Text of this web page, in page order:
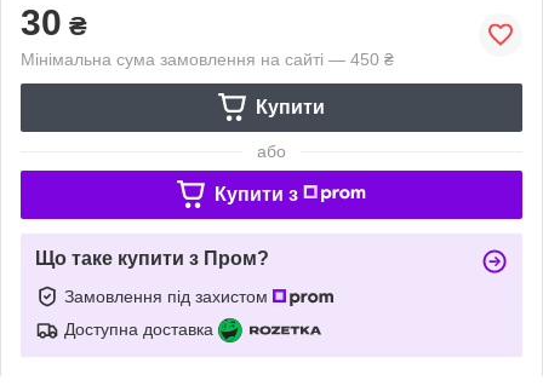
30 ₴
Мінімальна сума замовлення на сайті — 450 ₴
Купити
або
Купити з
Що таке купити з Пром?
Замовлення під захистом
Доступна доставка